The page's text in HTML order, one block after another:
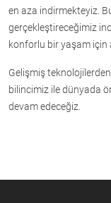
en aza indirmekteyiz.
gerçekleştireceğimiz
konforlu bir yaşam için
Gelişmiş teknolojilerden
bilincimiz ile dünyada
devam edeceğiz.